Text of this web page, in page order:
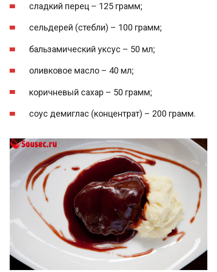
сладкий перец – 125 грамм;
сельдерей (стебли) – 100 грамм;
бальзамический уксус – 50 мл;
оливковое масло – 40 мл;
коричневый сахар – 50 грамм;
соус демиглас (концентрат) – 200 грамм.